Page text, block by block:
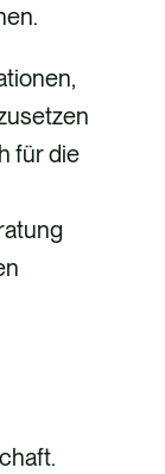
für die